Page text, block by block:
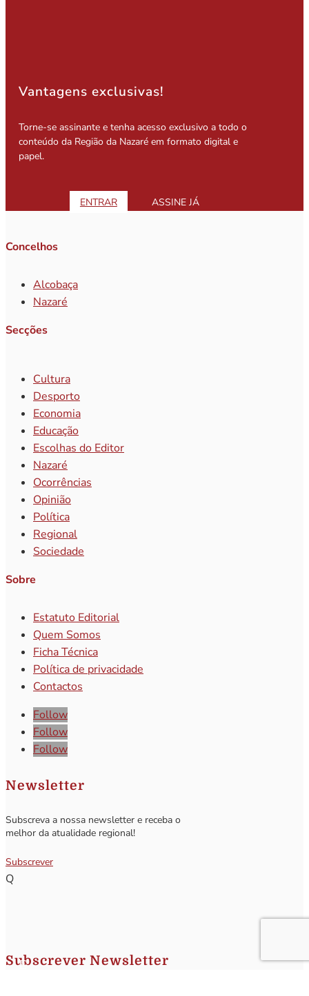
Vantagens exclusivas!
Torne-se assinante e tenha acesso exclusivo a todo o
conteúdo da Região da Nazaré em formato digital e
papel.
ENTRAR ASSINE JÁ
Concelhos
Alcobaça
Nazaré
Secções
Cultura
Desporto
Economia
Educação
Escolhas do Editor
Nazaré
Ocorrências
Opinião
Política
Regional
Sociedade
Sobre
Estatuto Editorial
Quem Somos
Ficha Técnica
Política de privacidade
Contactos
Follow
Follow
Follow
Newsletter
Subscreva a nossa newsletter e receba o
melhor da atualidade regional!
Subscrever
Q
Subscrever Newsletter